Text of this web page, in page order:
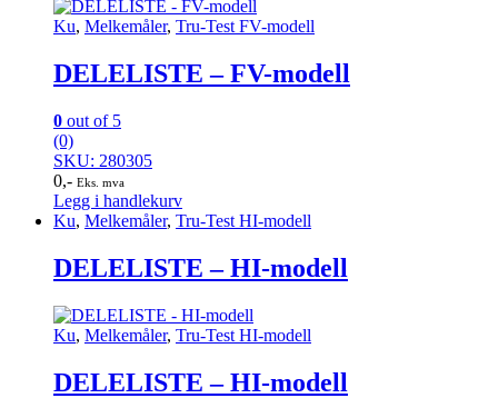
Ku, Melkemåler, Tru-Test FV-modell
DELELISTE – FV-modell
0 out of 5
(0)
SKU: 280305
0,- Eks. mva
Legg i handlekurv
Ku, Melkemåler, Tru-Test HI-modell
DELELISTE – HI-modell
Ku, Melkemåler, Tru-Test HI-modell
DELELISTE – HI-modell